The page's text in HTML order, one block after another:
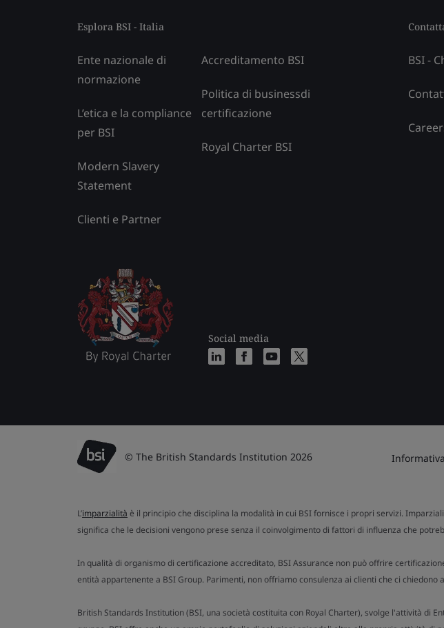
Esplora BSI - Italia
Ente nazionale di
normazione
L’etica e la compliance
per BSI
Modern Slavery
Statement
Clienti e Partner
Accreditamento BSI
Politica di businessdi
certificazione
Royal Charter BSI
Social media
BSI -
© The British Standards Institution 2026
L’imparzialità è il principio che disciplina la modalità in cui BSI fornisce i propri servizi.
significa che le decisioni vengono prese senza il coinvolgimento di fattori di influenza che
In qualità di organismo di certificazione accreditato, BSI Assurance non può offrire
entità appartenente a BSI Group. Parimenti, non offriamo consulenza ai clienti che ci
British Standards Institution (BSI, una società costituita con Royal Charter), svolge l'attività di